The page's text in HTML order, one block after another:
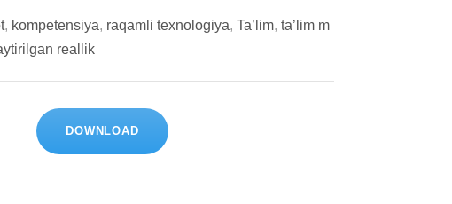
, kompetensiya, raqamli texnologiya, Ta’lim, ta’lim m
reallik
DOWNLOAD